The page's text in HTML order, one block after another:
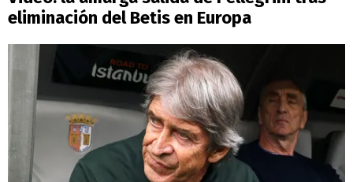
eliminación del Betis en Europa